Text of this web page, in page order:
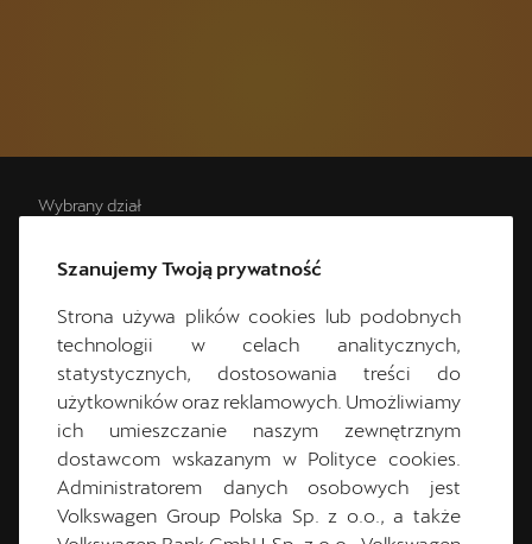
Wybrany dział
Dane kontaktowe
52 521 99 91
cuprabydgoszcz@plichta.com.pl
Godziny otwarcia
Szanujemy Twoją prywatność
Strona używa plików cookies lub podobnych
technologii w celach analitycznych,
statystycznych, dostosowania treści do
użytkowników oraz reklamowych. Umożliwiamy
ich umieszczanie naszym zewnętrznym
dostawcom wskazanym w Polityce cookies.
Administratorem danych osobowych jest
Volkswagen Group Polska Sp. z o.o., a także